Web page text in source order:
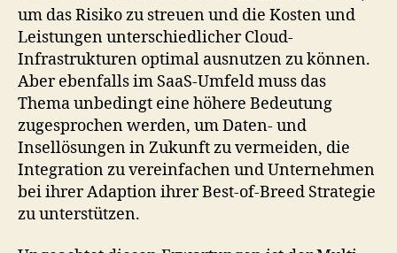
um das Risiko zu streuen und die Kosten und
Leistungen unterschiedlicher Cloud-
Infrastrukturen optimal ausnutzen zu können.
Aber ebenfalls im SaaS-Umfeld muss das
Thema unbedingt eine höhere Bedeutung
zugesprochen werden, um Daten- und
Insellösungen in Zukunft zu vermeiden, die
Integration zu vereinfachen und Unternehmen
bei ihrer Adaption ihrer Best-of-Breed Strategie
zu unterstützen.